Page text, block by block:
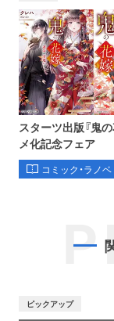
スターツ出版『鬼
メ化記念フェア
コミック・ラノベ
ピックアップ